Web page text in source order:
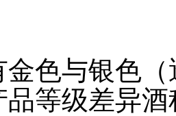
金色与银色
品等级差异